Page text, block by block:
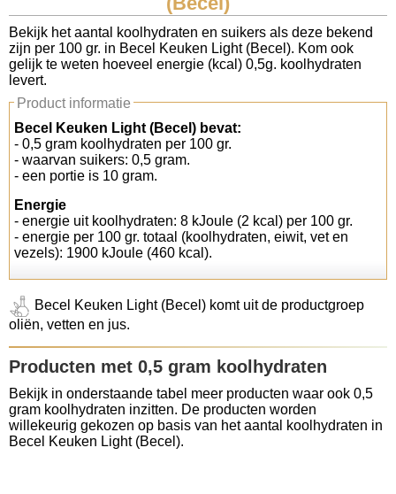
Koolhydraten tellen
Links
Bekijk het aantal koolhydraten en suikers als deze bekend
zijn per 100 gr. in Becel Keuken Light (Becel). Kom ook
gelijk te weten hoeveel energie (kcal) 0,5g. koolhydraten
levert.
Product informatie
Becel Keuken Light (Becel) bevat:
- 0,5 gram koolhydraten per 100 gr.
- waarvan suikers: 0,5 gram.
- een portie is 10 gram.
Energie
- energie uit koolhydraten: 8 kJoule (2 kcal) per 100 gr.
- energie per 100 gr. totaal (koolhydraten, eiwit, vet en
vezels): 1900 kJoule (460 kcal).
Becel Keuken Light (Becel) komt uit de productgroep
oliën, vetten en jus.
Producten met 0,5 gram koolhydraten
Bekijk in onderstaande tabel meer producten waar ook 0,5
gram koolhydraten inzitten. De producten worden
willekeurig gekozen op basis van het aantal koolhydraten in
Becel Keuken Light (Becel).